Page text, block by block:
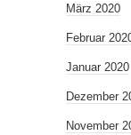
März 2020
Februar
Januar 2020
Dezember
November